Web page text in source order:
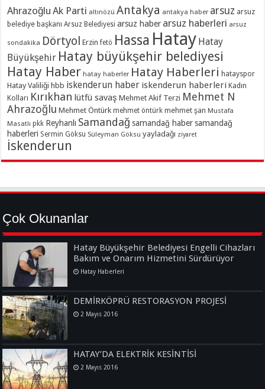
Ahrazoğlu Ak Parti altınözü Antakya antakya haber arsuz arsuz
belediye başkanı Arsuz Belediyesi arsuz haber arsuz haberleri arsuz
sondakika Dörtyol Erzin fetö Hassa Hatay Hatay
Büyükşehir Hatay büyükşehir belediyesi
Hatay Haber hatay haberler Hatay Haberleri hatayspor
Hatay Valiliği hbb iskenderun haber iskenderun haberleri Kadın
Kolları Kırıkhan lütfü savaş Mehmet Akif Terzi Mehmet N
Ahrazoğlu Mehmet Öntürk mehmet öntürk mehmet şan Mustafa
Masatlı pkk Reyhanlı Samandağ samandağ haber samandağ
haberleri Sermin Göksu Süleyman Göksu yayladağı ziyaret
İskenderun
Çok Okunanlar
Hatay Büyükşehir Belediyesi Engelli Cihazları
Bakım ve Onarım Hizmetini Sürdürüyor
Hatay Haberleri
DEMİRKÖPRÜ RESTORASYON PROJESİ
2 Mayıs 2016
HATAY’DA ELEKTRİK KESİNTİSİ
2 Mayıs 2016